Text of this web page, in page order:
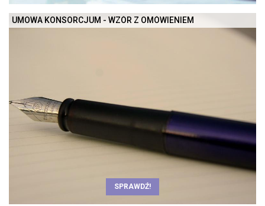
UMOWA KONSORCJUM - WZÓR Z OMÓWIENIEM
SPRAWDŹ!